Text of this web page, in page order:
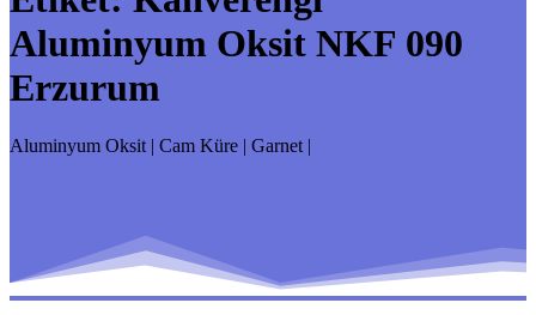
Aluminyum Oksit NKF 090
Erzurum
Aluminyum Oksit | Cam Küre | Garnet |